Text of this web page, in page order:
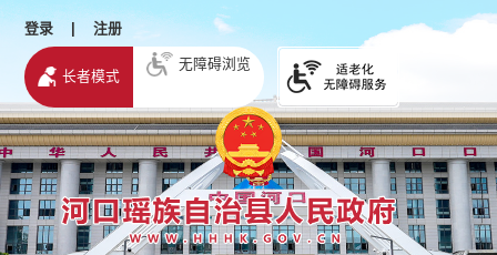
登录 | 注册
长者模式
无障碍浏览